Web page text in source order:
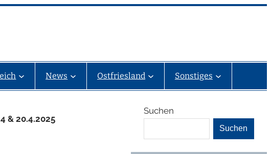
News Ostfriesland Sonstiges
& 20.4.2025
Suchen
Suchen